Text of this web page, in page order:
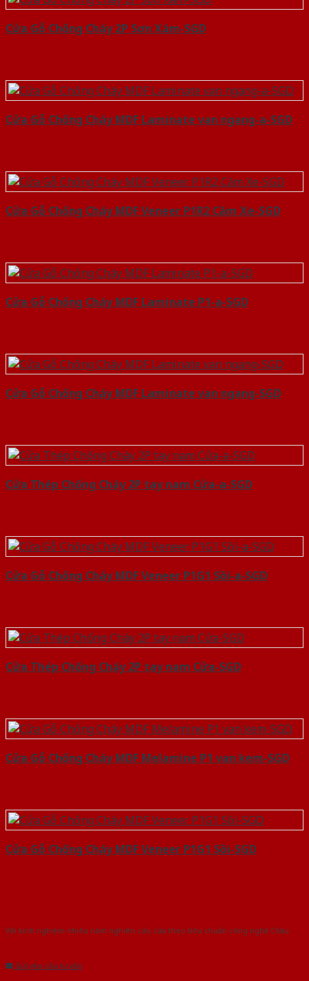
Cửa Gỗ Chống Cháy 2P Sơn Xám-SGD
Cửa Gỗ Chống Cháy MDF Laminate van ngang-a-SGD
Cửa Gỗ Chống Cháy MDF Veneer P1R2 Căm Xe-SGD
Cửa Gỗ Chống Cháy MDF Laminate P1-a-SGD
Cửa Gỗ Chống Cháy MDF Laminate van ngang-SGD
Cửa Thép Chống Cháy 2P tay nam Cửa-a-SGD
Cửa Gỗ Chống Cháy MDF Veneer P1G1 Sồi-a-SGD
Cửa Thép Chống Cháy 2P tay nam Cửa-SGD
Cửa Gỗ Chống Cháy MDF Melamine P1 van kem-SGD
Cửa Gỗ Chống Cháy MDF Veneer P1G1 Sồi-SGD
Với kinh nghiệm nhiêu năm nghiên cứu cửa theo tiêu chuẩn công nghệ Châu
Gửi yêu cầu tư vấn